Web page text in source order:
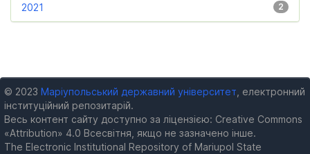
2
2021
© 2023 Маріупольський державний університет , електронний
інституційний репозитарій.
Весь контент сайту доступно за ліцензією: Creative Commons
«Attribution» 4.0 Всесвітня, якщо не зазначено інше.
The Electronic Institutional Repository of Mariupol State